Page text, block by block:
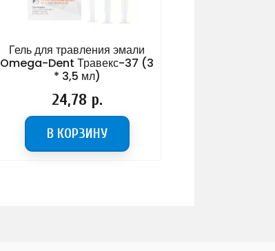
Гель для травления эмали
Omega-Dent Травекс-37 (3
* 3,5 мл)
Цена
24,78 р.
В КОРЗИНУ